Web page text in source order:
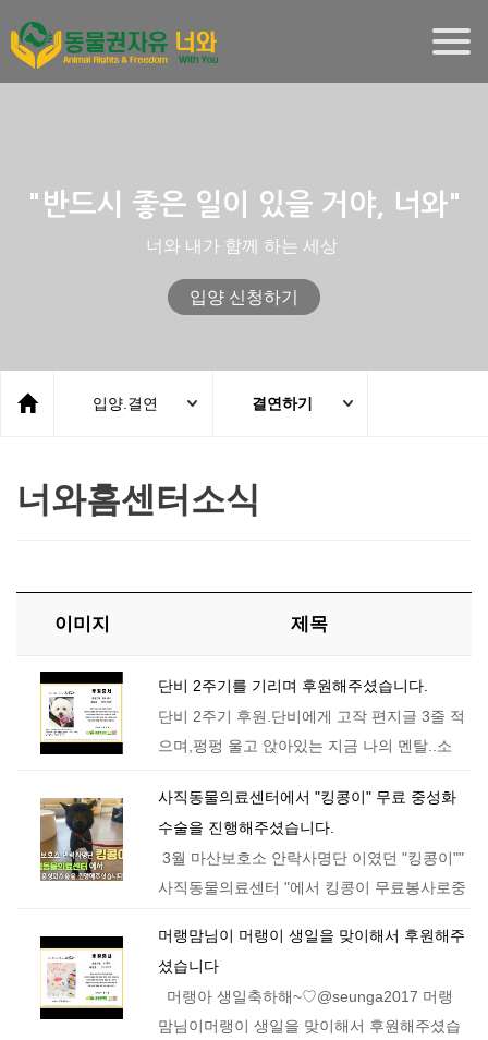
"반드시 좋은 일이 있을 거야, 너와"
너와 내가 함께 하는 세상
입양 신청하기
입양.결연 결연하기
너와홈센터소식
이미지 제목
단비 2주기를 기리며 후원해주셨습니다.
​단비 2주기 후원.​단비에게 고작 편지글 3줄 적
으며,펑펑 울고 앉아있는 지금 나의 멘탈..​소
그레이 및 수술을 기다리는 다른친구들의 병
원비에 보태겠습니다.​고마워.단비야…
사직동물의료센터에서 "킹콩이" 무료 중성화
수술을 진행해주셨습니다.
3월 마산보호소 안락사명단 이였던 "킹콩이""
사직동물의료센터 "에서 킹콩이 무료봉사로중
이들 4마리를 뺀뒤킹콩이 임보처가 3월말일
에 된대서 갈곳을 찾는데 둘곳이 …
머랭맘님이 머랭이 생일을 맞이해서 후원해주
셨습니다
머랭아 생일축하해~♡@seunga2017 머랭
맘님이머랭이 생일을 맞이해서 후원해주셨습